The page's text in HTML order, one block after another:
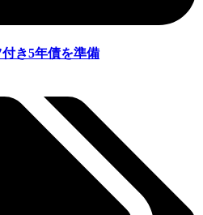
き5年債を準備